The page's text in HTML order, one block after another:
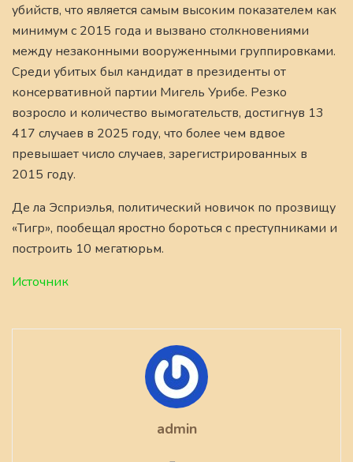
убийств, что является самым высоким показателем как
минимум с 2015 года и вызвано столкновениями
между незаконными вооруженными группировками.
Среди убитых был кандидат в президенты от
консервативной партии Мигель Урибе. Резко
возросло и количество вымогательств, достигнув 13
417 случаев в 2025 году, что более чем вдвое
превышает число случаев, зарегистрированных в
2015 году.
Де ла Эсприэлья, политический новичок по прозвищу
«Тигр», пообещал яростно бороться с преступниками и
построить 10 мегатюрьм.
Источник
admin